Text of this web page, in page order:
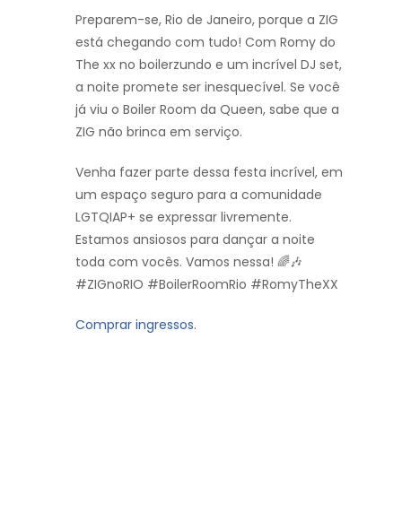
Preparem-se, Rio de Janeiro, porque a ZIG
está chegando com tudo! Com Romy do
The xx no boilerzundo e um incrível DJ set,
a noite promete ser inesquecível. Se você
já viu o Boiler Room da Queen, sabe que a
ZIG não brinca em serviço.
Venha fazer parte dessa festa incrível, em
um espaço seguro para a comunidade
LGTQIAP+ se expressar livremente.
Estamos ansiosos para dançar a noite
toda com vocês. Vamos nessa! 🌈🎶
#ZIGnoRIO #BoilerRoomRio #RomyTheXX
Comprar ingressos.